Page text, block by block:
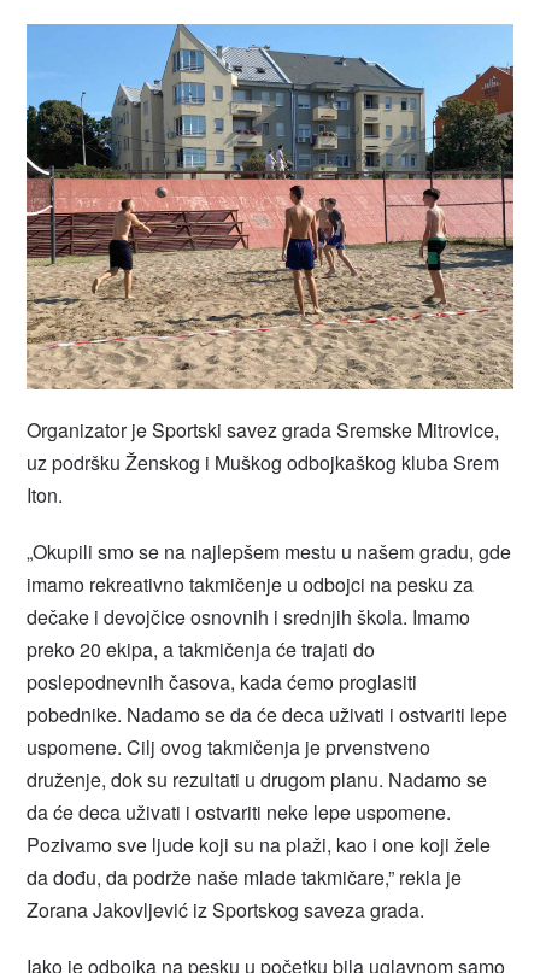
Organizator je Sportski savez grada Sremske Mitrovice,
uz podršku Ženskog i Muškog odbojkaškog kluba Srem
Iton.
„Okupili smo se na najlepšem mestu u našem gradu, gde
imamo rekreativno takmičenje u odbojci na pesku za
dečake i devojčice osnovnih i srednjih škola. Imamo
preko 20 ekipa, a takmičenja će trajati do
poslepodnevnih časova, kada ćemo proglasiti
pobednike. Nadamo se da će deca uživati i ostvariti lepe
uspomene. Cilj ovog takmičenja je prvenstveno
druženje, dok su rezultati u drugom planu. Nadamo se
da će deca uživati i ostvariti neke lepe uspomene.
Pozivamo sve ljude koji su na plaži, kao i one koji žele
da dođu, da podrže naše mlade takmičare,” rekla je
Zorana Jakovljević iz Sportskog saveza grada.
Iako je odbojka na pesku u početku bila uglavnom samo